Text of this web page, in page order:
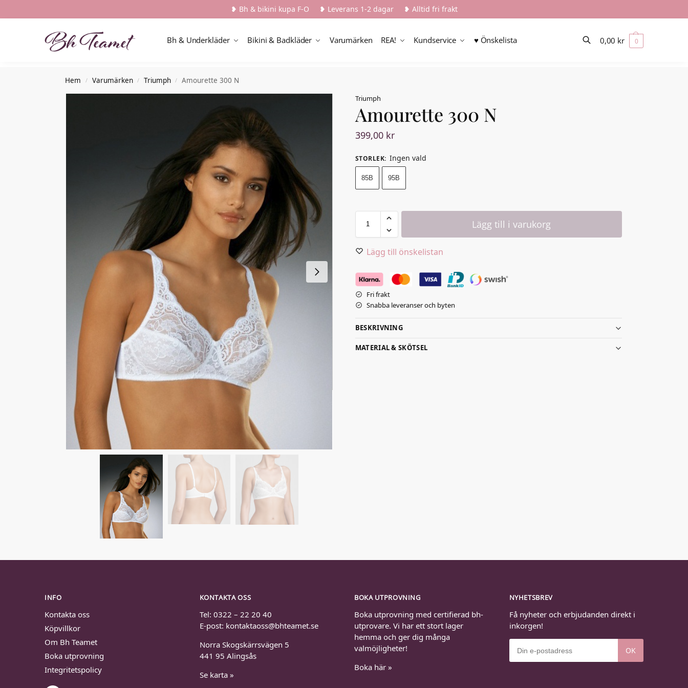
❥ Bh & bikini kupa F-O ❥ Leverans 1-2 dagar ❥ Alltid fri frakt
Bh & Underkläder Bikini & Badkläder Varumärken REA! Kundservice ♥ Önskelista
Nyheter i butiken
0,00 kr 0
Hem / Varumärken / Triumph /
Amourette 300 N
Triumph
Amourette 300 N
399,00 kr
STORLEK: Ingen vald
85B 95B
Lägg till i varukorg
Lägg till önskelistan
Fri frakt
Snabba leveranser och byten
BESKRIVNING
MATERIAL & SKÖTSEL
INFO
Kontakta oss
Köpvillkor
Om Bh Teamet
Boka utprovning
Integritetspolicy
KONTAKTA OSS
Tel: 0322 – 22 20 40
E-post: kontaktaoss@bhteamet.se
Norra Skogskärrsvägen 5
441 95 Alingsås
Se karta »
BOKA UTPROVNING
Boka utprovning med certifierad bh-
utprovare. Vi har ett stort lager
hemma och ger dig många
valmöjligheter!
Boka här »
NYHETSBREV
Få nyheter och erbjudanden direkt i
inkorgen!